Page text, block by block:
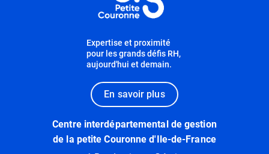
Expertise et proximité
pour les grands défis RH,
aujourd'hui et demain.
En savoir plus
Centre interdépartemental de gestion
de la petite Couronne d'Ile-de-France